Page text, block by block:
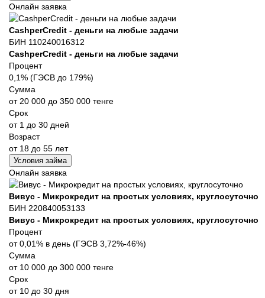
Онлайн заявка
CashperCredit - деньги на любые задачи
БИН 110240016312
CashperCredit - деньги на любые задачи
Процент
0,1% (ГЭСВ до 179%)
Сумма
от 20 000 до 350 000 тенге
Срок
от 1 до 30 дней
Возраст
от 18 до 55 лет
Условия займа
Онлайн заявка
Вивус - Микрокредит на простых условиях, круглосуточно
БИН 220840053133
Вивус - Микрокредит на простых условиях, круглосуточно
Процент
от 0,01% в день (ГЭСВ 3,72%-46%)
Сумма
от 10 000 до 300 000 тенге
Срок
от 10 до 30 дня